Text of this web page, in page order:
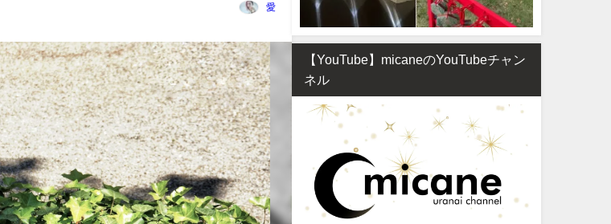
愛
【YouTube】micaneのYouTubeチャン
ネル